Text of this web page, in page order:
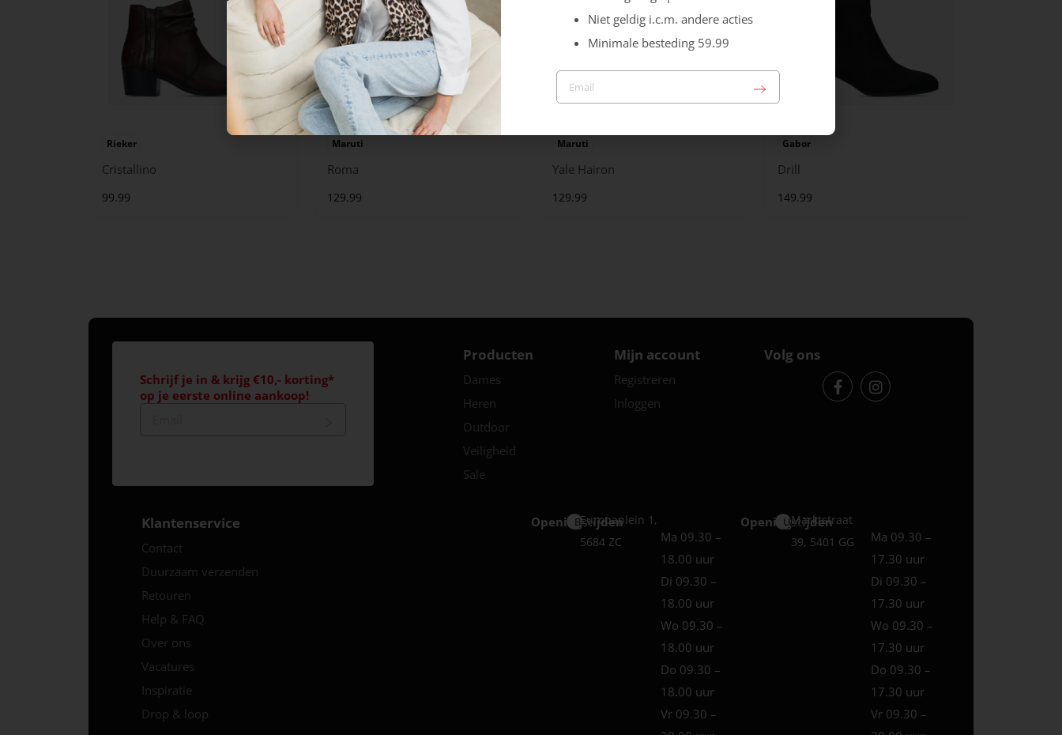
Rieker
Cristallino
99.99
Maruti
Roma
129.99
Maruti
Yale Hairon
129.99
Gabor
Drill
149.99
Schrijf je in & krijg €10,- korting*
op je eerste online aankoop!
Producten
Dames
Heren
Outdoor
Veiligheid
Sale
Mijn account
Registreren
Inloggen
Volg ons
Klantenservice
Contact
Duurzaam verzenden
Retouren
Help & FAQ
Over ons
Vacatures
Inspiratie
Drop & loop
Openingstijden
Best
Europaplein 1,
5684 ZC
Ma 09.30 –
18.00 uur
Di 09.30 –
18.00 uur
Wo 09.30 –
18.00 uur
Do 09.30 –
18.00 uur
Vr 09.30 –
Openingstijden
Uden
Marktstraat
39, 5401 GG
Ma 09.30 –
17.30 uur
Di 09.30 –
17.30 uur
Wo 09.30 –
17.30 uur
Do 09.30 –
17.30 uur
Vr 09.30 –
Niet geldig i.c.m. andere acties
Minimale besteding 59.99